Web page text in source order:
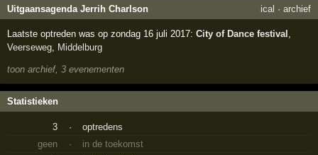
Uitgaansagenda Jerrih Charlson ical · archief
Laatste optreden was op zondag 16 juli 2017:City of Dance festival
Veerseweg Middelburg
toon archief, 3 evenementen
Statistieken
3 ·
optredens
geen
·
in de toekomst